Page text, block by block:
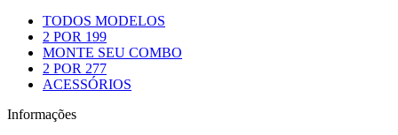
TODOS MODELOS
2 POR 199
MONTE SEU COMBO
2 POR 277
ACESSÓRIOS
Informações